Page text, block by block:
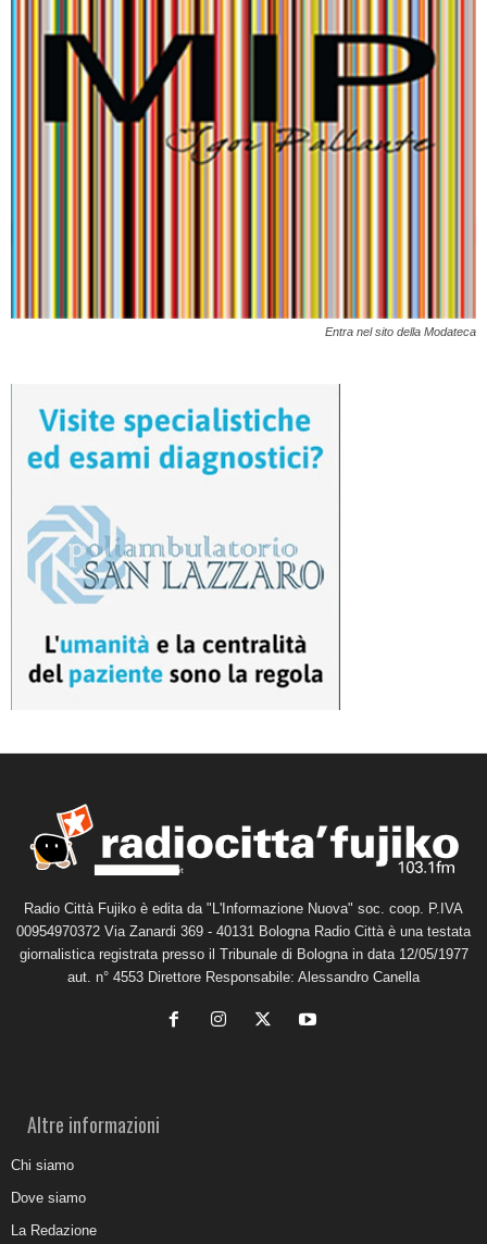
Entra nel sito della Modateca
Radio Città Fujiko è edita da "L'Informazione Nuova" soc. coop. P.IVA
00954970372 Via Zanardi 369 - 40131 Bologna Radio Città è una testata
giornalistica registrata presso il Tribunale di Bologna in data 12/05/1977
aut. n° 4553 Direttore Responsabile: Alessandro Canella
Altre informazioni
Chi siamo
Dove siamo
La Redazione